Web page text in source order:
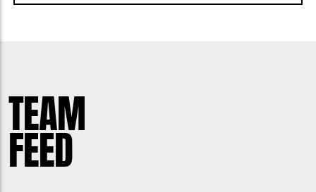
TEAM
FEED